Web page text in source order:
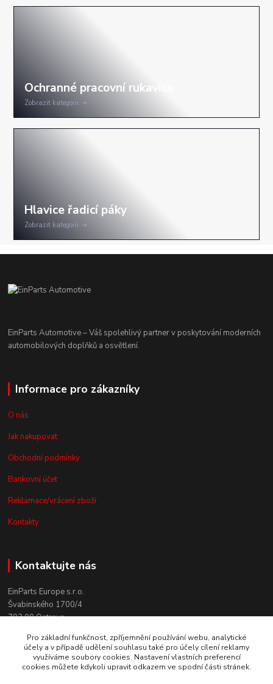
Zobrazit kategorii
Zobrazit kategorii
EinParts Automotive – Váš spolehlivý partner v poskytování moderních
automobilových doplňků a osvětlení.
Informace pro zákazníky
O nás
Jak nakupovat
Obchodní podmínky
Bankovní účet
Reklamace/vrácení zboží
Kontakty
Kontaktujte nás
EinParts Europe s.r.o.
Švabinského 1700/4
702 00 Ostrava
+420 558 080 004
(po. - pá. 9:00-13:00)
obchod@einparts.cz
Pro základní funkčnost, zpříjemnění používání webu, analytické
účely a v případě udělení souhlasu také pro účely cílení reklamy
využíváme soubory cookies. Nastavení vlastních preferencí
cookies můžete kdykoli upravit odkazem ve spodní části stránek.